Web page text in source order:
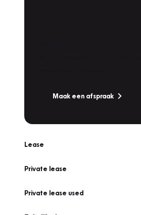
Maak een afspraak
Lease
Private lease
Private lease used